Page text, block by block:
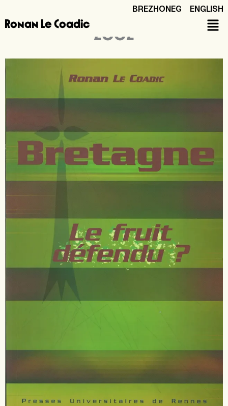
au
contenu
BREZHONEG ENGLISH
Ronan Le CoadicBretagne. Le fruit défendu ?
2002